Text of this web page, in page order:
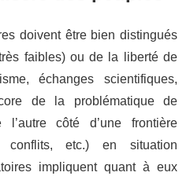
doivent être bien distingués
faibles) ou de la liberté de
échanges scientifiques,
de la problématique de
l’autre côté d’une frontière
conflits, etc.) en situation
impliquent quant à eux